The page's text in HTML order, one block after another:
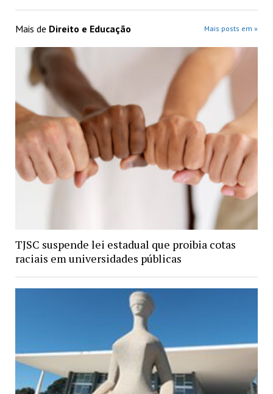
Mais de Direito e Educação Mais posts em »
TJSC suspende lei estadual que proibia cotas
raciais em universidades públicas